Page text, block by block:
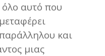
αυτό που
και
μιας